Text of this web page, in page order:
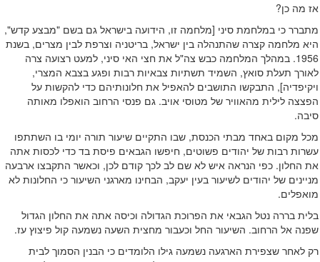
אז מה כן?
מתברר כי במלחמת סיני [מלחמה זו, הידועה בישראל גם בשם "מבצע קדש",
היא מלחמה קצרה שהתנהלה בין ישראל, בריטניה וצרפת לבין מצרים, בשנת
1956. במהלך המלחמה כבש צה"ל את חצי האי סיני, למעט רצועה צרה
לאורך תעלת סואץ, השמיד תשתיות צבאיות רבות ופגע בצבא המצרי,
ויקיפדיה], התבקשו התושבים להאפיל את חלונותיהם כדי להקשות על
הפצצה לילית מהאוויר של מטוסי אויב. גם פנסי הרחוב הואפלו מאותה
סיבה.
מכל מקום באחד מבתי הכנסת, שבו התקיים שיעור תורה יומי בו השתתפו
עשרות רבות של יהודים פשוטים, חיפשו הגבאים פיסת בד כדי לכסות אתה
את החלון. כפי הנראה איש לא שם לב לכך קודם לכן, וכאשר התקבצו ארבעה
מניינים של יהודים לשיעור בעין יעקב, הבחינו מארגני השיעור כי החלונות לא
מואפלים.
בלית בררה נטל הגבאי את הפרוכת הגדולה וכיסה אתה את החלון הגדול
שפנה אל הרחוב. השיעור החל וכעבור מחצית השעה נשמעה קול פיצוץ עז.
רק לאחר שצפירת הארגעה נשמעה גילו הלומדים כי הבנין הסמוך לבית